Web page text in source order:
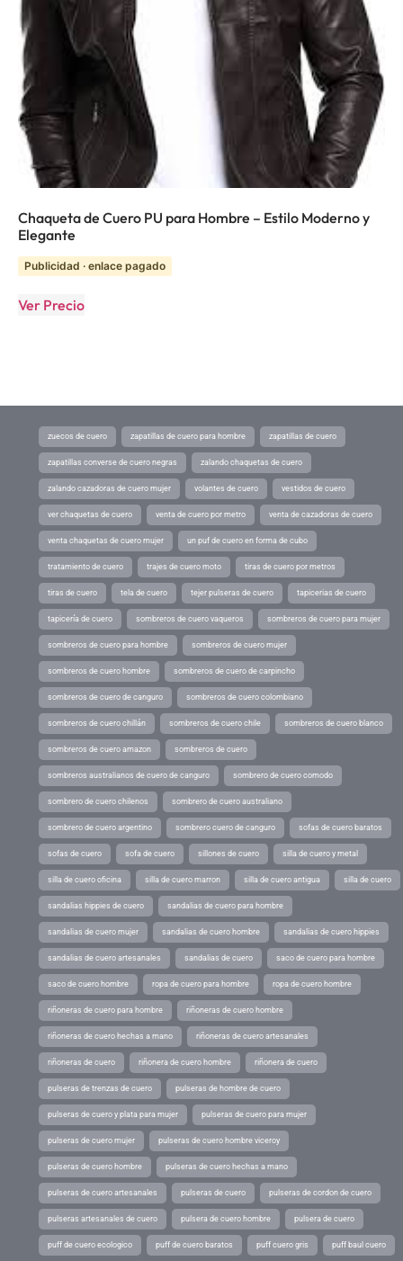
Chaqueta de Cuero PU para Hombre – Estilo Moderno y
Elegante
Publicidad · enlace pagado
Ver Precio
zuecos de cuero zapatillas de cuero para hombre zapatillas de cuero
zapatillas converse de cuero negras zalando chaquetas de cuero
zalando cazadoras de cuero mujer volantes de cuero vestidos de cuero
ver chaquetas de cuero venta de cuero por metro venta de cazadoras de cuero
venta chaquetas de cuero mujer un puf de cuero en forma de cubo
tratamiento de cuero trajes de cuero moto tiras de cuero por metros
tiras de cuero tela de cuero tejer pulseras de cuero tapicerias de cuero
tapicería de cuero sombreros de cuero vaqueros sombreros de cuero para mujer
sombreros de cuero para hombre sombreros de cuero mujer
sombreros de cuero hombre sombreros de cuero de carpincho
sombreros de cuero de canguro sombreros de cuero colombiano
sombreros de cuero chillán sombreros de cuero chile sombreros de cuero blanco
sombreros de cuero amazon sombreros de cuero
sombreros australianos de cuero de canguro sombrero de cuero comodo
sombrero de cuero chilenos sombrero de cuero australiano
sombrero de cuero argentino sombrero cuero de canguro sofas de cuero baratos
sofas de cuero sofa de cuero sillones de cuero silla de cuero y metal
silla de cuero oficina silla de cuero marron silla de cuero antigua silla de cuero
sandalias hippies de cuero sandalias de cuero para hombre
sandalias de cuero mujer sandalias de cuero hombre sandalias de cuero hippies
sandalias de cuero artesanales sandalias de cuero saco de cuero para hombre
saco de cuero hombre ropa de cuero para hombre ropa de cuero hombre
riñoneras de cuero para hombre riñoneras de cuero hombre
riñoneras de cuero hechas a mano riñoneras de cuero artesanales
riñoneras de cuero riñonera de cuero hombre riñonera de cuero
pulseras de trenzas de cuero pulseras de hombre de cuero
pulseras de cuero y plata para mujer pulseras de cuero para mujer
pulseras de cuero mujer pulseras de cuero hombre viceroy
pulseras de cuero hombre pulseras de cuero hechas a mano
pulseras de cuero artesanales pulseras de cuero pulseras de cordon de cuero
pulseras artesanales de cuero pulsera de cuero hombre pulsera de cuero
puff de cuero ecologico puff de cuero baratos puff cuero gris puff baul cuero